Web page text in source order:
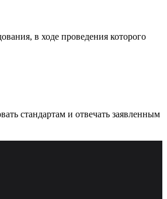
в ходе проведения которого
стандартам и отвечать заявленным